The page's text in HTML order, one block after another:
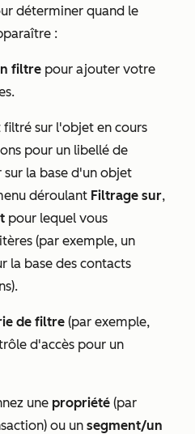
déterminer quand le
:
filtre pour ajouter votre
filtré sur l'objet en cours
pour un libellé de
la base d'un objet
déroulant Filtrage sur,
pour lequel vous
(par exemple, un
la base des contacts
de filtre (par exemple,
d'accès pour un
une propriété (par
ou un segment/un